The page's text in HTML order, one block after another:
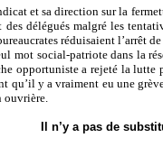
et sa direction sur la
des délégués malgré les
réduisaient l’arrêt
mot social-patriote dans la
opportuniste a rejeté la
qu’il y a vraiment eu une
ouvrière.
Il n’y a pas de